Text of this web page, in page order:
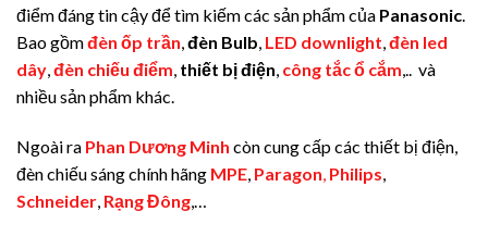
điểm đáng tin cậy để tìm kiếm các sản phẩm của Panasonic.
Bao gồmđèn ốp trần,đèn Bulb, LED downlight,đèn led
dây,đèn chiếu điểm, thiết bị điện, công tắc ổ cắm,.. và
nhiều sản phẩm khác.
Ngoài ra Phan Dương Minh còn cung cấp các thiết bị điện,
đèn chiếu sáng chính hãng MPE, Paragon, Philips,
Schneider, Rạng Đông,…